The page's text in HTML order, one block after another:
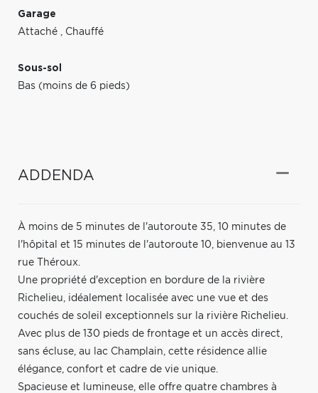
Garage
Attaché , Chauffé
Sous-sol
Bas (moins de 6 pieds)
ADDENDA
À moins de 5 minutes de l'autoroute 35, 10 minutes de
l'hôpital et 15 minutes de l'autoroute 10, bienvenue au 13
rue Théroux.
Une propriété d'exception en bordure de la rivière
Richelieu, idéalement localisée avec une vue et des
couchés de soleil exceptionnels sur la rivière Richelieu.
Avec plus de 130 pieds de frontage et un accès direct,
sans écluse, au lac Champlain, cette résidence allie
élégance, confort et cadre de vie unique.
Spacieuse et lumineuse, elle offre quatre chambres à